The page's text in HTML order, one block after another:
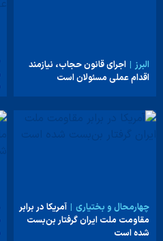
البرز
اجرای قانون حجاب، نیازمند
اقدام عملی مسئولان است
چهارمحال و بختیاری
آمریکا در برابر
مقاومت ملت ایران گرفتار بن‌بست
شده است